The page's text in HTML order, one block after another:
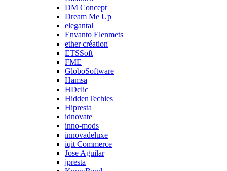
DM Concept
Dream Me Up
elegantal
Envanto Elenmets
ether création
ETSSoft
FME
GloboSoftware
Hamsa
HDclic
HiddenTechies
Hipresta
idnovate
inno-mods
innovadeluxe
iqit Commerce
Jose Aguilar
jpresta